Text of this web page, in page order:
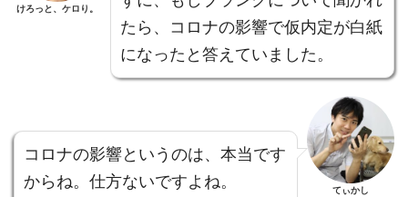
けろっと、ケロり。
たら、コロナの影響で仮内定が白紙
になったと答えていました。
コロナの影響というのは、本当です
からね。仕方ないですよね。
てぃかし